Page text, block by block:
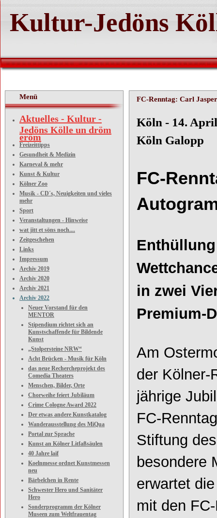
Kultur-Jedöns
Menü
Aktuelles - Kultur -
Jedöns Kölle un dröm
eröm
Freizeittipps
Gesundheit & Medizin
Karneval & mehr
Kunst & Kultur
Kölner Zoo
Musik - CD´s, Neuigkeiten und vieles
mehr
Sport
Veranstaltungen - Hinweise
wat jitt et söns noch....
Zeitgeschehen
Links
Impressum
Archiv 2019
Archiv 2020
Archiv 2021
Archiv 2022
Neuer Vorstand für den
MENTOR
Stipendium richtet sich an
Kunstschaffende für Bildende
Kunst
„Stolpersteine NRW“
Acht Brücken - Musik für Köln
das neue Rechercheprojekt des
Comedia Theaters
Menschen, Bilder, Orte
Chorweihe feiert Jubiläum
Crime Cologne Award 2022
Der etwas andere Kunstkatalog
Wanderausstellung des MiQua
Portal zur Sprache
Kunst an Kölner Litfaßsäulen
40 Jahre laif
Koelnmesse ordnet Kunstmessen
neu
Bärbelchen in Rente
Schwester Hero und Sanitäter
Hero
Sonderprogramm der Kölner
Museen zum Weltfrauentag
FC-Renntag: Carl
Köln Galopp
FC-
in zwei
Premium-
Am
der Kölner-
jährige
FC-
Stiftung
besondere
erwartet
mit den FC-